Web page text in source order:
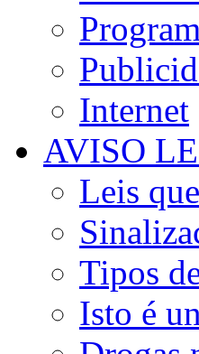
Internet
AVISO
Leis
Tipos
Isto é